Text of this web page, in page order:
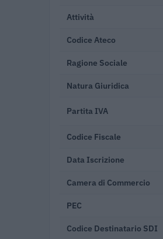
Attività
Codice Ateco
Ragione Sociale
Natura Giuridica
Partita IVA
Codice Fiscale
Data Iscrizione
Camera di Commercio
PEC
Codice Destinatario SDI